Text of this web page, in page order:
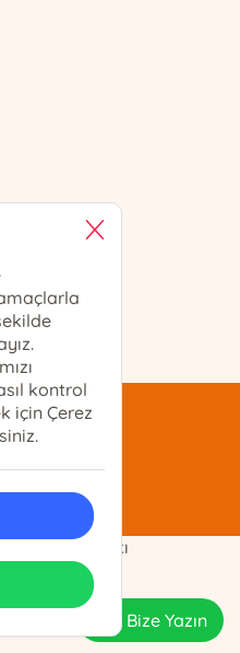
74-74
Şti. Telif Hakkı
Bize Yazın
kontrol
için Çerez